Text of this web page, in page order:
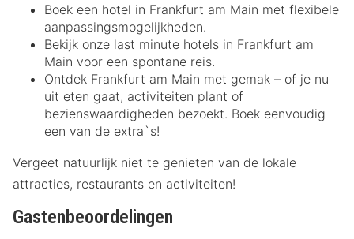
Boek een hotel in Frankfurt am Main met flexibele
aanpassingsmogelijkheden.
Bekijk onze last minute hotels in Frankfurt am
Main voor een spontane reis.
Ontdek Frankfurt am Main met gemak – of je nu
uit eten gaat, activiteiten plant of
bezienswaardigheden bezoekt. Boek eenvoudig
een van de extra`s!
Vergeet natuurlijk niet te genieten van de lokale
attracties, restaurants en activiteiten!
Gastenbeoordelingen